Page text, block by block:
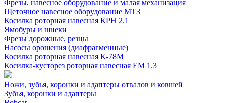
Фрезы, навесное оборудование и малая механизация
Щеточное навесное оборудование МТЗ
Косилка роторная навесная КРН 2.1
Ямобуры и шнеки
Фрезы дорожные, резцы
Насосы орошения (диафрагменные)
Косилка роторная навесная К-78М
Косилка-кусторез роторная навесная ЕМ 1.3
Ножи, зубья, коронки и адаптеры отвалов и ковшей
Зубья, коронки и адаптеры